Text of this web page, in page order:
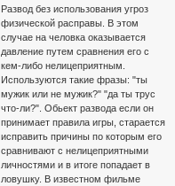
Развод без использования угроз
физической расправы. В этом
случае на человка оказывается
давление путем сравнения его с
кем-либо нелицеприятным.
Используются такие фразы: "ты
мужик или не мужик?" "да ты трус
что-ли?". Обьект развода если он
принимает правила игры, старается
исправить причины по которым его
сравнивают с нелицеприятными
личностями и в итоге попадает в
ловушку. В известном фильме